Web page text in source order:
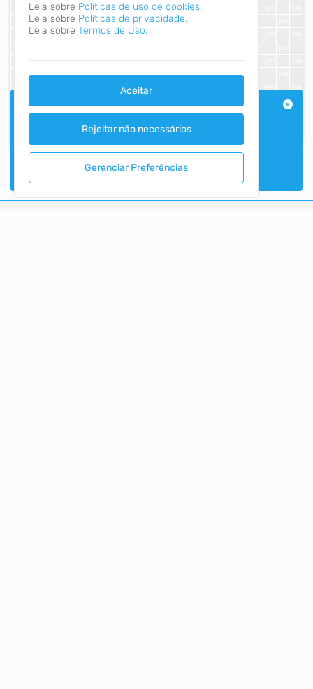
Leia sobre Políticas de uso de cookies.
Leia sobre Políticas de privacidade.
Leia sobre Termos de Uso.
Aceitar
Rejeitar não necessários
Gerenciar Preferências
AVISO IMPORTANTE
O Portal da Transparência do Município de Novo
Hamburgo é atualizado em tempo real, não sendo
necessário envio de carga de dados manual para
disposição das informações.
Ver mais